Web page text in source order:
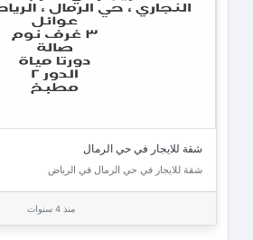
شقة للايجار في حي الرمال
شقة للايجار في حي الرمال في الرياض
منذ 4 سنوات